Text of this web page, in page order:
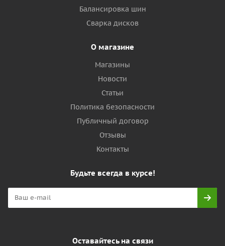
Балансировка шин
Сварка дисков
О магазине
Магазины
Новости
Статьи
Политика безопасности
Публичный договор
Отзывы
Контакты
Будьте всегда в курсе!
Оставайтесь на связи